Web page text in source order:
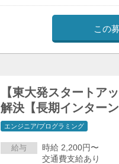
この
【東大発スタートア
解決【長期インターン
エンジニア/プログラミング
給与
時給 2,200円〜
交通費支給あり